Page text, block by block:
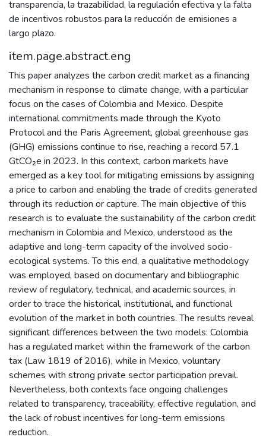
transparencia, la trazabilidad, la regulación efectiva y la falta
de incentivos robustos para la reducción de emisiones a
largo plazo.
item.page.abstract.eng
This paper analyzes the carbon credit market as a financing
mechanism in response to climate change, with a particular
focus on the cases of Colombia and Mexico. Despite
international commitments made through the Kyoto
Protocol and the Paris Agreement, global greenhouse gas
(GHG) emissions continue to rise, reaching a record 57.1
GtCO₂e in 2023. In this context, carbon markets have
emerged as a key tool for mitigating emissions by assigning
a price to carbon and enabling the trade of credits generated
through its reduction or capture. The main objective of this
research is to evaluate the sustainability of the carbon credit
mechanism in Colombia and Mexico, understood as the
adaptive and long-term capacity of the involved socio-
ecological systems. To this end, a qualitative methodology
was employed, based on documentary and bibliographic
review of regulatory, technical, and academic sources, in
order to trace the historical, institutional, and functional
evolution of the market in both countries. The results reveal
significant differences between the two models: Colombia
has a regulated market within the framework of the carbon
tax (Law 1819 of 2016), while in Mexico, voluntary
schemes with strong private sector participation prevail.
Nevertheless, both contexts face ongoing challenges
related to transparency, traceability, effective regulation, and
the lack of robust incentives for long-term emissions
reduction.